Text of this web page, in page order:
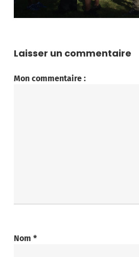
Laisser un commentaire
Mon commentaire :
Nom *